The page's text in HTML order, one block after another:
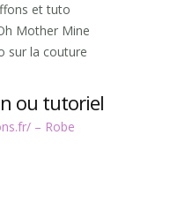
et tuto
Mother Mine
sur la couture
ou tutoriel
– Robe